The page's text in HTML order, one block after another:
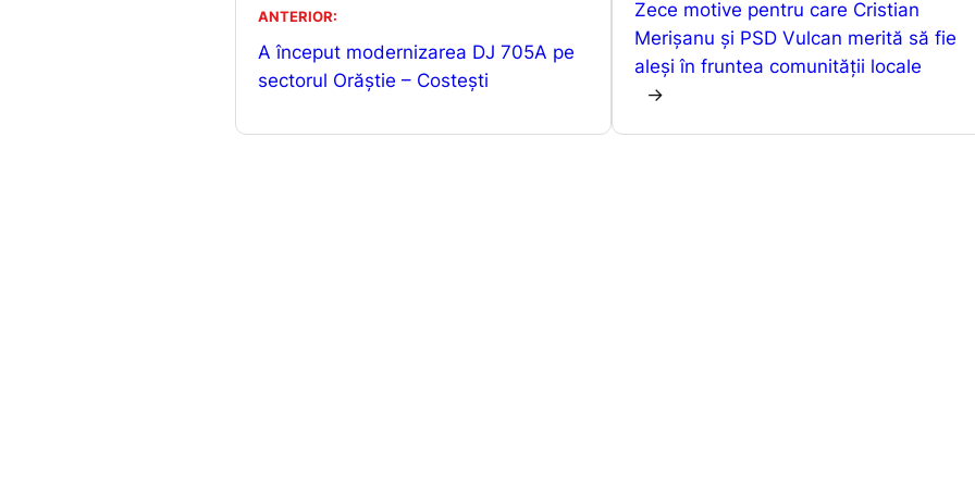
o
o
p
p
n
ANTERIOR:
A început modernizarea DJ 705A pe
sectorul Orăștie – Costești
Zece motive pentru care Cristian
Merișanu și PSD Vulcan merită să fie
aleși în fruntea comunității locale
→